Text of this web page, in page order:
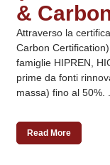
&
Attraverso la
Carbon
famiglie HIPREN,
prime da fonti
massa) fino al 50%.
Read More